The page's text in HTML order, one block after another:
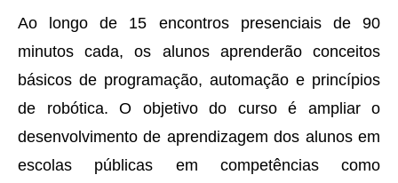
Ao longo de 15 encontros presenciais de 90
minutos cada, os alunos aprenderão conceitos
básicos de programação, automação e princípios
de robótica. O objetivo do curso é ampliar o
desenvolvimento de aprendizagem dos alunos em
escolas públicas em competências como